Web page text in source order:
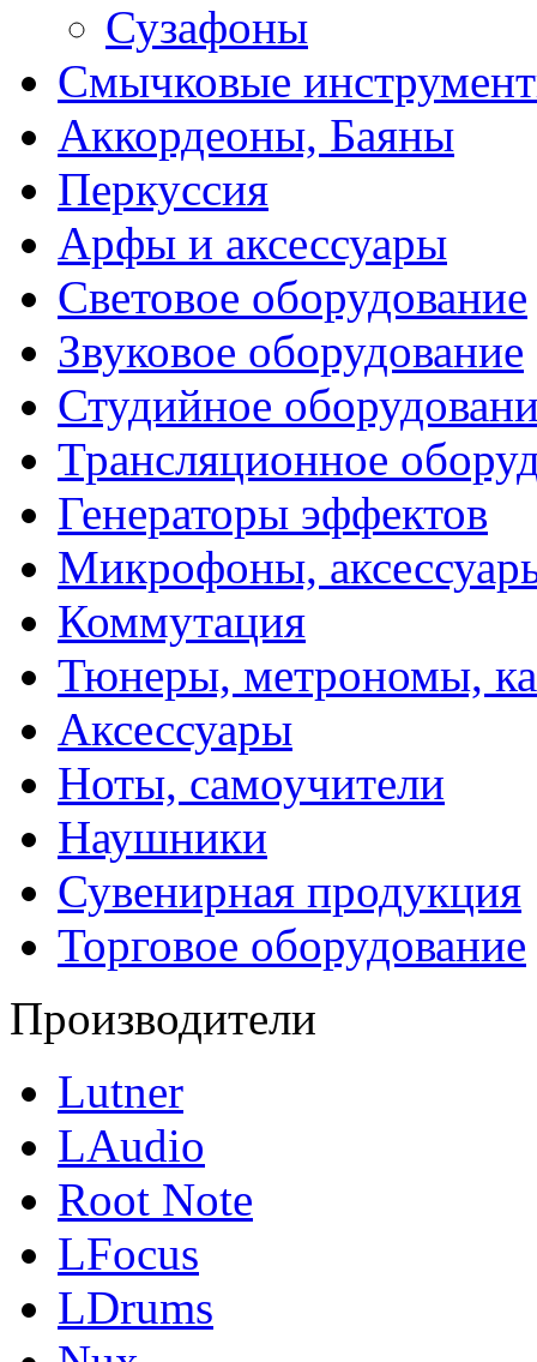
Сузафоны
Смычковые
Аккордеоны, Баяны
Перкуссия
Арфы и аксессуары
Световое оборудование
Звуковое оборудование
Студийное
Трансляционное
Генераторы эффектов
Микрофоны,
Коммутация
Тюнеры, метрономы,
Аксессуары
Ноты, самоучители
Наушники
Сувенирная продукция
Торговое оборудование
Производители
Lutner
LAudio
Root Note
LFocus
LDrums